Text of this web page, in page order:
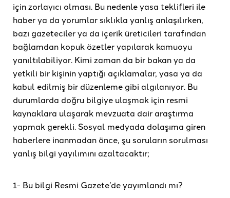
için zorlayıcı olması. Bu nedenle yasa teklifleri ile
haber ya da yorumlar sıklıkla yanlış anlaşılırken,
bazı gazeteciler ya da içerik üreticileri tarafından
bağlamdan kopuk özetler yapılarak kamuoyu
yanıltılabiliyor. Kimi zaman da bir bakan ya da
yetkili bir kişinin yaptığı açıklamalar, yasa ya da
kabul edilmiş bir düzenleme gibi algılanıyor. Bu
durumlarda doğru bilgiye ulaşmak için resmi
kaynaklara ulaşarak mevzuata dair araştırma
yapmak gerekli. Sosyal medyada dolaşıma giren
haberlere inanmadan önce, şu soruların sorulması
yanlış bilgi yayılımını azaltacaktır;
1- Bu bilgi Resmi Gazete’de yayımlandı mı?